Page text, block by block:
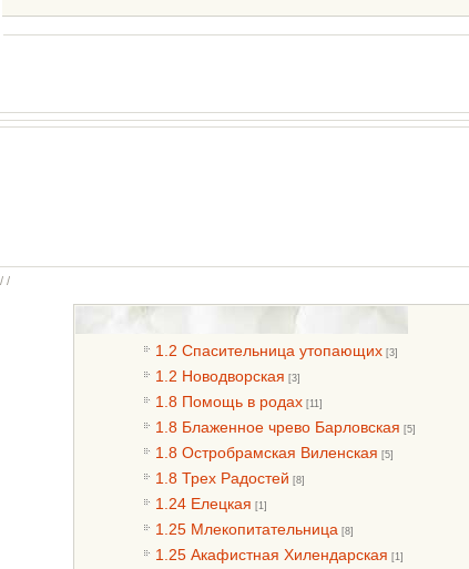
/ /
1.2 Спасительница утопающих [3]
1.2 Новодворская [3]
1.8 Помощь в родах [11]
1.8 Блаженное чрево Барловская [5]
1.8 Остробрамская Виленская [5]
1.8 Трех Радостей [8]
1.24 Елецкая [1]
1.25 Млекопитательница [8]
1.25 Акафистная Хилендарская [1]